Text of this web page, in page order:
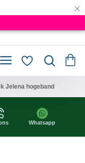
×
Jelena hogeband
Whatsapp